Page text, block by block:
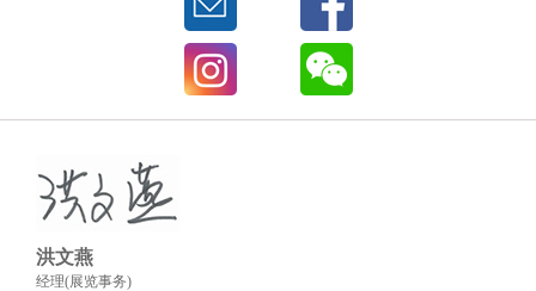
洪文燕
经理(展览事务)